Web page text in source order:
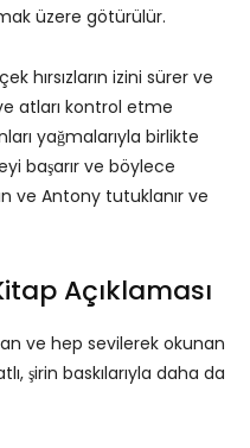
üzere götürülür.
hırsızların izini sürer ve
atları kontrol etme
yağmalarıyla birlikte
başarır ve böylece
ve Antony tutuklanır ve
Açıklaması
ve hep sevilerek okunan
şirin baskılarıyla daha da